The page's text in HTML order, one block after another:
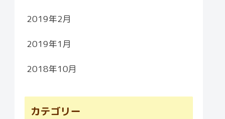
2019年2月
2019年1月
2018年10月
カテゴリー